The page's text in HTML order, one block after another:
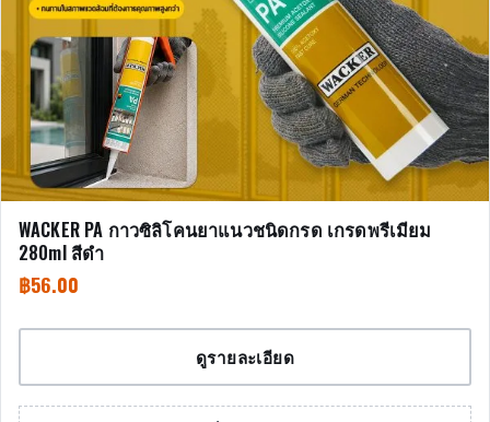
WACKER PA กาวซิลิโคนยาแนวชนิดกรด เกรดพรีเมียม
280ml สีดำ
฿56.00
ดูรายละเอียด